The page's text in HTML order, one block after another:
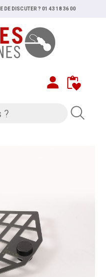
DE DISCUTER ? 01 43 18 36 00